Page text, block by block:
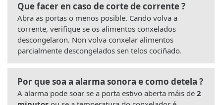
Que facer en caso de corte de corrente ?
Abra as portas o menos posible. Cando volva a
corrente, verifique se os alimentos conxelados
descongelaron. Non volva conxelar alimentos
parcialmente descongelados sen telos cociñado.
Por que soa a alarma sonora e como detela ?
A alarma pode soar se a porta estivo aberta máis de 2